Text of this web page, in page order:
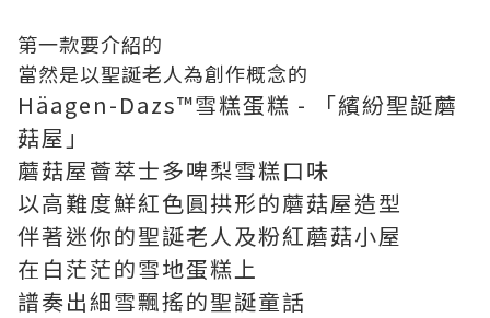
第一款要介紹的
當然是以聖誕老人為創作概念的
Häagen-Dazs™雪糕蛋糕 - 「繽紛聖誕蘑
菇屋」
蘑菇屋薈萃士多啤梨雪糕口味
以高難度鮮紅色圓拱形的蘑菇屋造型
伴著迷你的聖誕老人及粉紅蘑菇小屋
在白茫茫的雪地蛋糕上
譜奏出細雪飄搖的聖誕童話